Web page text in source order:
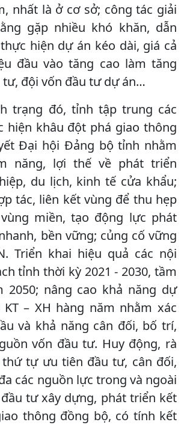
nhất là ở cơ sở; công tác giải
gặp nhiều khó khăn, dẫn
hiện dự án kéo dài, giá cả
đầu vào tăng cao làm tăng
đội vốn đầu tư dự án…
trạng đó, tỉnh tập trung các
hiện khâu đột phá giao thông
Đại hội Đảng bộ tỉnh nhằm
năng, lợi thế về phát triển
du lịch, kinh tế cửa khẩu;
tác, liên kết vùng để thu hẹp
miền, tạo động lực phát
bền vững; củng cố vững
Triển khai hiệu quả các nội
tỉnh thời kỳ 2021 - 2030, tầm
2050; nâng cao khả năng dự
– XH hàng năm nhằm xác
và khả năng cân đối, bố trí,
vốn đầu tư. Huy động, rà
thứ tự ưu tiên đầu tư, cân đối,
các nguồn lực trong và ngoài
tư xây dựng, phát triển kết
thông đồng bộ, có tính kết